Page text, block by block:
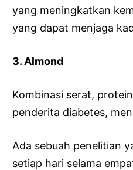
yang meningkatkan
yang dapat menjaga
3. Almond
Kombinasi serat,
penderita diabetes,
Ada sebuah penelitian
setiap hari selama